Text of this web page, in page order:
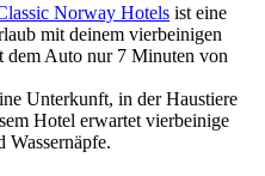
Norway Hotels ist eine
mit deinem vierbeinigen
dem Auto nur 7 Minuten von
Unterkunft, in der Haustiere
Hotel erwartet vierbeinige
Wassernäpfe.